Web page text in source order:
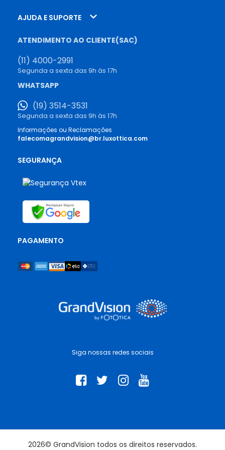
Siga nossas redes sociais
AJUDA E SUPORTE
ATENDIMENTO AO CLIENTE(SAC)
(11) 4000-2991
Segunda a sexta das 9h às 17h
WHATSAPP
(19) 3514-3531
Segunda a sexta das 9h às 17h
Informações ou Reclamações
falecomagrandvision@br.luxottica.com
SEGURANÇA
PAGAMENTO
2026© GrandVision todos os direitos reservados.